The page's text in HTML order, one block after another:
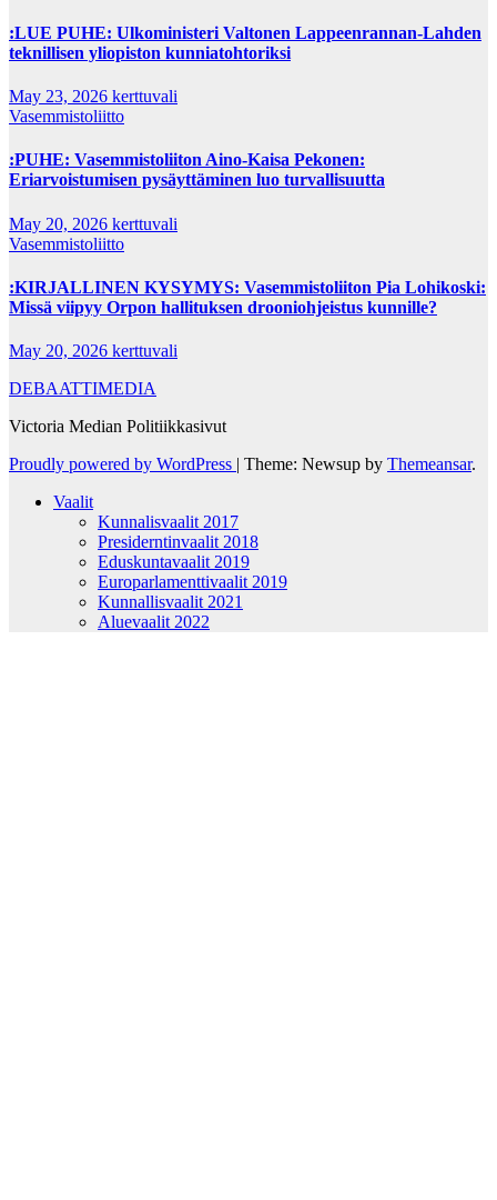
:LUE PUHE: Ulkoministeri Valtonen Lappeenrannan-Lahden
teknillisen yliopiston kunniatohtoriksi
May 23, 2026 kerttuvali
Vasemmistoliitto
:PUHE: Vasemmistoliiton Aino-Kaisa Pekonen:
Eriarvoistumisen pysäyttäminen luo turvallisuutta
May 20, 2026 kerttuvali
Vasemmistoliitto
:KIRJALLINEN KYSYMYS: Vasemmistoliiton Pia Lohikoski:
Missä viipyy Orpon hallituksen drooniohjeistus kunnille?
May 20, 2026 kerttuvali
DEBAATTIMEDIA
Victoria Median Politiikkasivut
Proudly powered by WordPress | Theme: Newsup by Themeansar.
Vaalit
Kunnalisvaalit 2017
Presiderntinvaalit 2018
Eduskuntavaalit 2019
Europarlamenttivaalit 2019
Kunnallisvaalit 2021
Aluevaalit 2022